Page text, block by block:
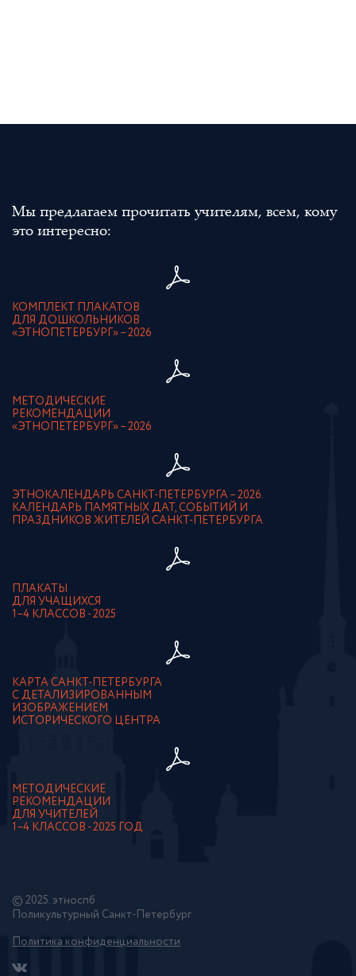
Мы предлагаем прочитать учителям, всем, кому
это интересно:
КОМПЛЕКТ ПЛАКАТОВ
ДЛЯ ДОШКОЛЬНИКОВ
«ЭТНОПЕТЕРБУРГ» – 2026
МЕТОДИЧЕСКИЕ
РЕКОМЕНДАЦИИ
«ЭТНОПЕТЕРБУРГ» – 2026
ЭТНОКАЛЕНДАРЬ САНКТ-ПЕТЕРБУРГА – 2026.
КАЛЕНДАРЬ ПАМЯТНЫХ ДАТ, СОБЫТИЙ И
ПРАЗДНИКОВ ЖИТЕЛЕЙ САНКТ-ПЕТЕРБУРГА
ПЛАКАТЫ
ДЛЯ УЧАЩИХСЯ
1–4 КЛАССОВ - 2025
КАРТА САНКТ-ПЕТЕРБУРГА
С ДЕТАЛИЗИРОВАННЫМ
ИЗОБРАЖЕНИЕМ
ИСТОРИЧЕСКОГО ЦЕНТРА
МЕТОДИЧЕСКИЕ
РЕКОМЕНДАЦИИ
ДЛЯ УЧИТЕЛЕЙ
1–4 КЛАССОВ - 2025 ГОД
© 2025. этноспб
Поликультурный Санкт-Петербург
Политика конфиденциальности